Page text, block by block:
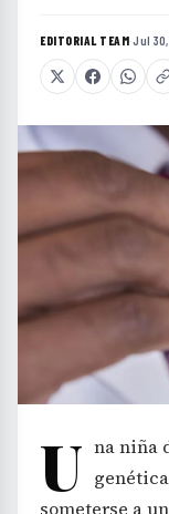
EDITORIAL TEAM·Jul
U na niña
someterse a